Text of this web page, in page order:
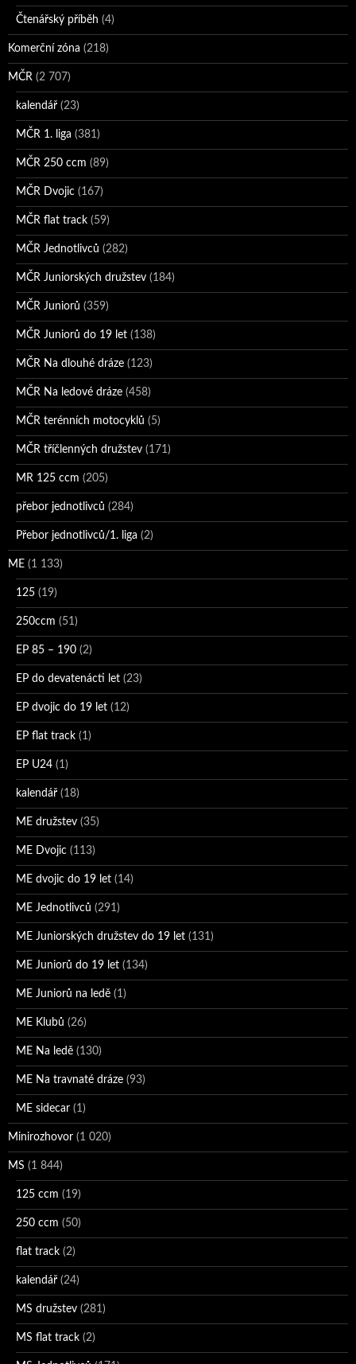
Čtenářský příběh (4)
Komerční zóna (218)
MČR (2 707)
kalendář (23)
MČR 1. liga (381)
MČR 250 ccm (89)
MČR Dvojic (167)
MČR flat track (59)
MČR Jednotlivců (282)
MČR Juniorských družstev (184)
MČR Juniorů (359)
MČR Juniorů do 19 let (138)
MČR Na dlouhé dráze (123)
MČR Na ledové dráze (458)
MČR terénních motocyklů (5)
MČR tříčlenných družstev (171)
MR 125 ccm (205)
přebor jednotlivců (284)
Přebor jednotlivců/1. liga (2)
ME (1 133)
125 (19)
250ccm (51)
EP 85 – 190 (2)
EP do devatenácti let (23)
EP dvojic do 19 let (12)
EP flat track (1)
EP U24 (1)
kalendář (18)
ME družstev (35)
ME Dvojic (113)
ME dvojic do 19 let (14)
ME Jednotlivců (291)
ME Juniorských družstev do 19 let (131)
ME Juniorů do 19 let (134)
ME Juniorů na ledě (1)
ME Klubů (26)
ME Na ledě (130)
ME Na travnaté dráze (93)
ME sidecar (1)
Minirozhovor (1 020)
MS (1 844)
125 ccm (19)
250 ccm (50)
flat track (2)
kalendář (24)
MS družstev (281)
MS flat track (2)